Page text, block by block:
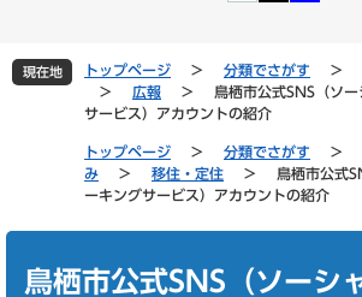
文
現在地 トップページ > 分類でさがす >
>
広報 >
鳥栖市公式SNS（ソ
サービス）アカウントの紹介
トップページ > 分類でさがす >
み
> 移住・定住 >
鳥栖市公式
ーキングサービス）アカウントの紹介
鳥栖市公式SNS（ソーシ